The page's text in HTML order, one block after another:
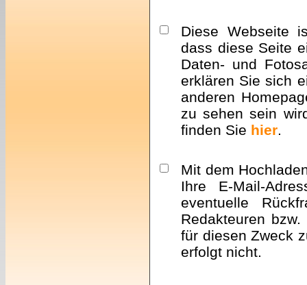
Diese Webseite
dass diese Seite
Daten- und
erklären Sie sich
anderen
zu sehen sein
finden Sie hier.
Mit dem
Ihre E-Mail-
eventuelle
Redakteuren
für diesen Zweck
erfolgt nicht.